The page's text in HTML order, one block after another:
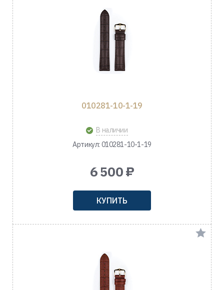
010281-10-1-19
В наличии
Артикул: 010281-10-1-19
6 500 ₽
КУПИТЬ